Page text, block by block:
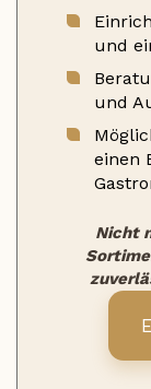
und
und
einen
Nicht